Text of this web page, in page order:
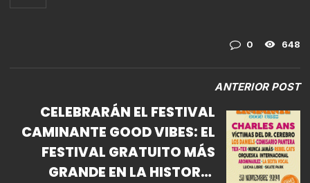
0 648
ANTERIOR POST
CELEBRARÁN EL FESTIVAL
CAMINANTE GOOD VIBES: EL
FESTIVAL GRATUITO MÁS
GRANDE EN LA HISTORIA